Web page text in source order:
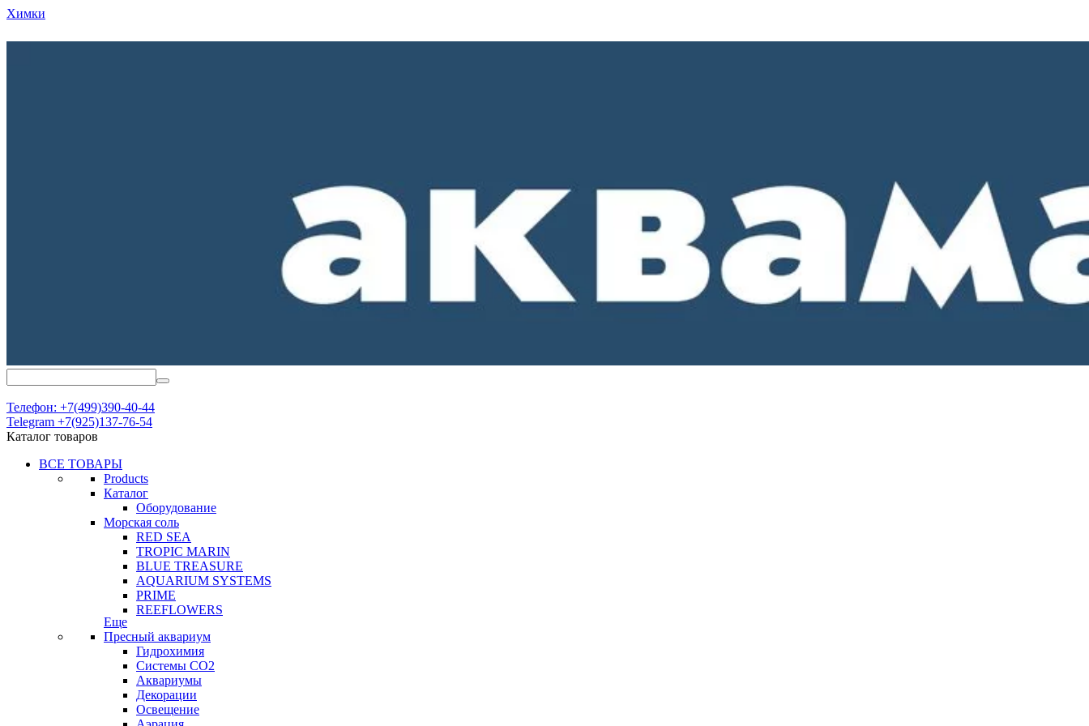
Химки
Телефон: +7(499)390-40-44
Telegram +7(925)137-76-54
Каталог товаров
ВСЕ ТОВАРЫ
Products
Каталог
Оборудование
Морская соль
RED SEA
TROPIC MARIN
BLUE TREASURE
AQUARIUM SYSTEMS
PRIME
REEFLOWERS
Еще
Пресный аквариум
Гидрохимия
Системы СО2
Аквариумы
Декорации
Освещение